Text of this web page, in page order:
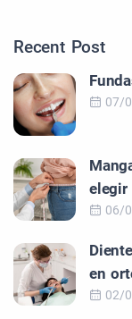
Recent Post
07/
elegir
06/
en
02/